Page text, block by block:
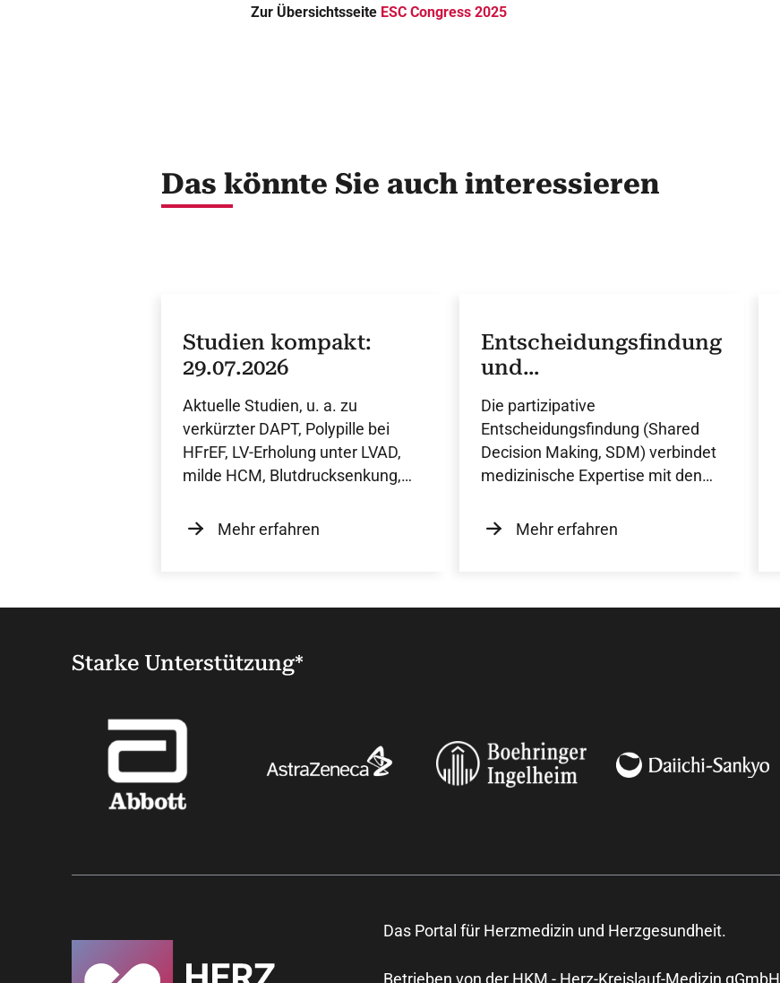
Zur Übersichtsseite ESC Congress 2025
Das könnte Sie auch interessieren
Studien kompakt:
29.07.2026
Aktuelle Studien, u. a. zu
verkürzter DAPT, Polypille bei
HFrEF, LV-Erholung unter LVAD,
milde HCM, Blutdrucksenkung,
Mehr erfahren
Entscheidungsfindung
und
Entscheidungsunterst
ützung in der
Herzmedizin
Die partizipative
Entscheidungsfindung (Shared
Decision Making, SDM) verbindet
medizinische Expertise mit den
Präferenzen der Patienten und
Mehr erfahren
Starke Unterstützung*
Das Portal für Herzmedizin und Herzgesundheit.
Betrieben von der HKM - Herz-Kreislauf-Medizin gGmbH